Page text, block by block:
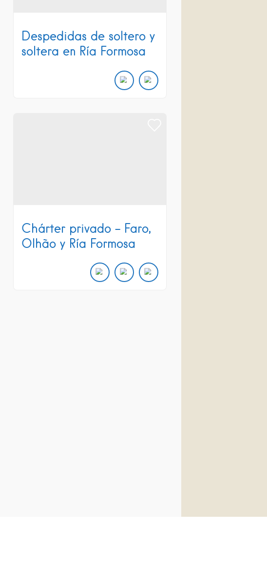
Despedidas de soltero y
soltera en Ría Formosa
Chárter privado – Faro,
Olhão y Ría Formosa